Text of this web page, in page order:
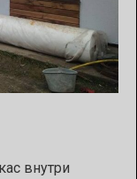
внутри